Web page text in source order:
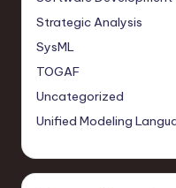
Strategic Analysis
SysML
TOGAF
Uncategorized
Unified Modeling